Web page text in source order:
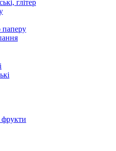
глітер
паперу
фрукти